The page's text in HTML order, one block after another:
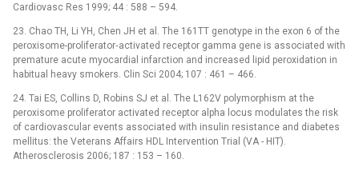
Cardiovasc Res 1999; 44 : 588 –⁠ 594.
23. Chao TH, Li YH, Chen JH et al. The 161TT genotype in the exon 6 of the
per­o­xisome-proliferator‑activated receptor gamma gene is associated with
premature acute myocardial infarction and increased lipid peroxidation in
habitual heavy smokers. Clin Sci 2004; 107 : 461 –⁠ 466.
24. Tai ES, Collins D, Robins SJ et al. The L162V polymorphism at the
peroxisome proliferator activated receptor alpha locus modulates the risk
of cardiovascular events associated with insulin resistance and diabetes
mellitus: the Veterans Affairs HDL Intervention Trial (VA -⁠ HIT).
Atherosclerosis 2006; 187 : 153 –⁠ 160.